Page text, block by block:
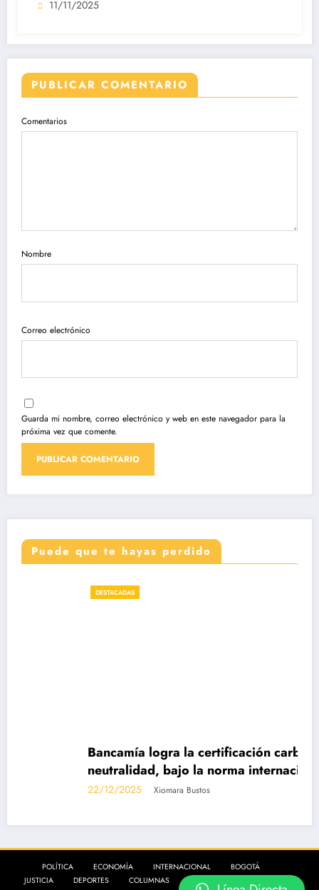
11/11/2025
PUBLICAR COMENTARIO
Comentarios
Nombre
Correo electrónico
Guarda mi nombre, correo electrónico y web en este navegador para la
próxima vez que comente.
Puede que te hayas perdido
Bancamía logra la certificación carbono
neutralidad, bajo la norma internacional ISO
14068-1
22/12/2025 Xiomara Bustos
POLÍTICA ECONOMÍA INTERNACIONAL
BOGOTÁ
JUSTICIA
DEPORTES COLUMNAS